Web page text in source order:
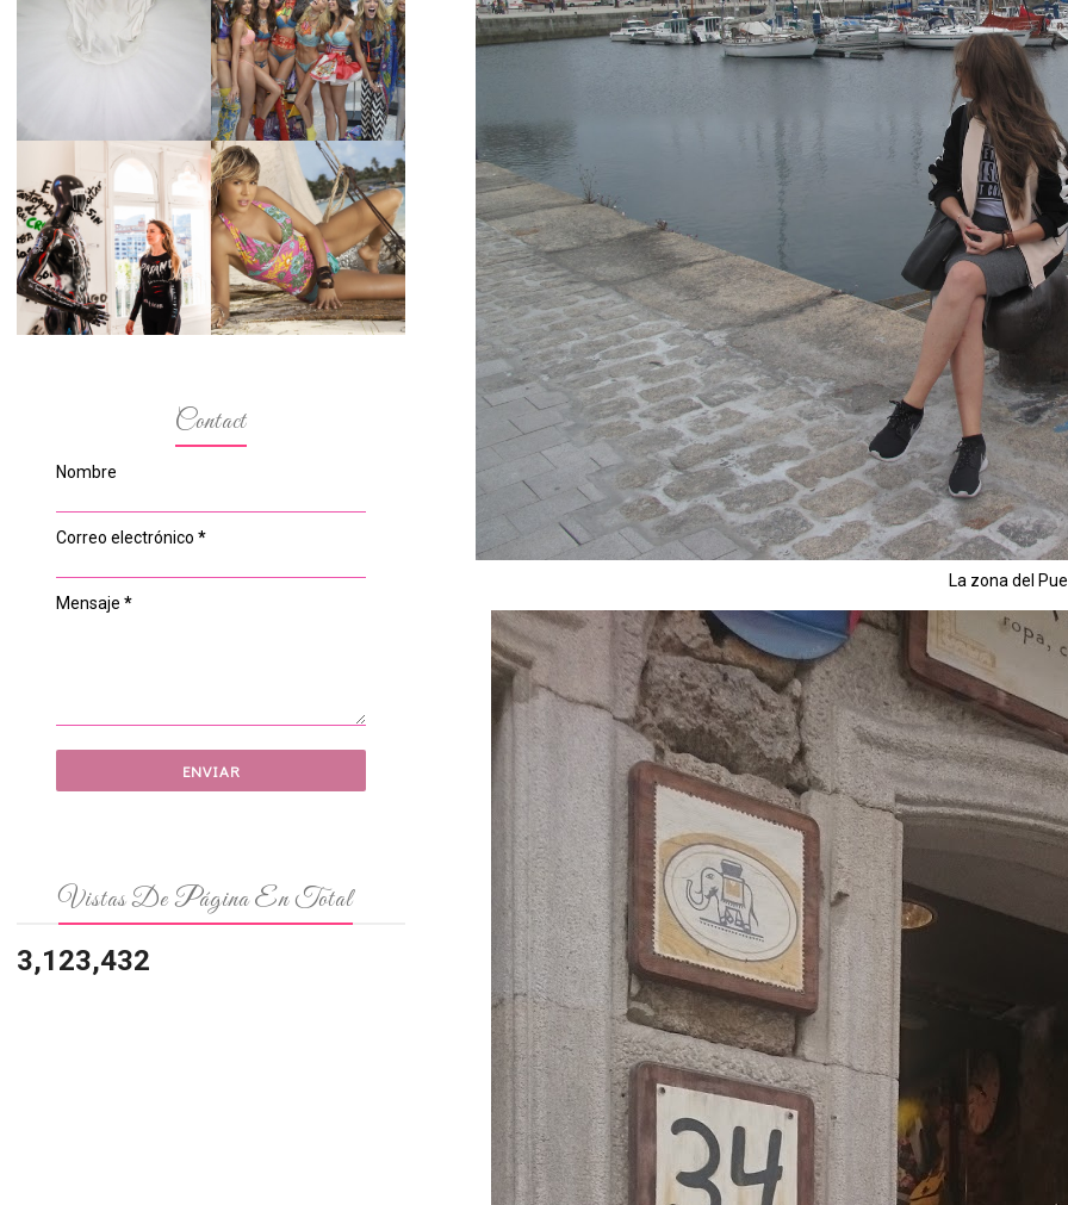
La zona del
TUTORIAL PARA
HACER UN TUTÚ
DE BALLET DE
¿QUIERES SABER
LA EDAD Y ALTURA
DE LAS MODELOS
VICTORIA'S
SECRET 2017?
MARGA GONZÁLEZ
Y ELIA FERNÁNDEZ
DIALOGAN EN
ESPACIO DEL
ANONIMATO, LA
CASA ROSA DE
OVIEDO
LA ALTURA DE LAS
MODELOS MAS
BAJITAS
Contact
Nombre
Correo electrónico *
Mensaje *
Vistas De Página En Total
3,123,432